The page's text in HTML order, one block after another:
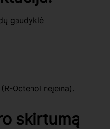
gaudyklė
Octenol neįeina).
skirtumą